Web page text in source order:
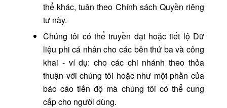
thể khác, tuân theo Chính sách Quyền riêng
tư này.
Chúng tôi có thể truyền đạt hoặc tiết lộ Dữ
liệu phi cá nhân cho các bên thứ ba và công
khai - ví dụ: cho các chi nhánh theo thỏa
thuận với chúng tôi hoặc như một phần của
báo cáo tiến độ mà chúng tôi có thể cung
cấp cho người dùng.